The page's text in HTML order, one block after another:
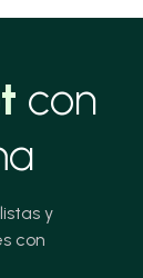
con
y
con